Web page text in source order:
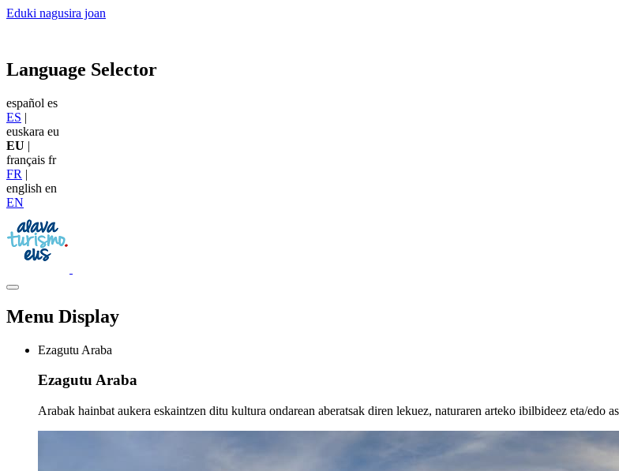
Eduki nagusira joan
Language Selector
español es
ES |
euskara eu
EU |
français fr
FR |
english en
EN
Menu Display
Ezagutu Araba
Ezagutu Araba
Arabak hainbat aukera eskaintzen ditu kultura ondarean aberatsak diren lekuez, naturaren arteko ibilbideez eta/edo